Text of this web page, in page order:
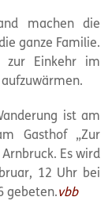
machen die
ganze Familie.
zur Einkehr im
ist am
Gasthof „Zur
Es wird
12 Uhr bei
gebeten.vbb